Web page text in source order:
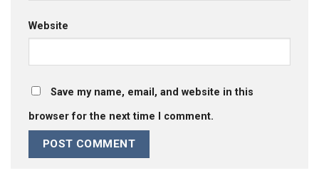
Website
Save my name, email, and website in this
browser for the next time I comment.